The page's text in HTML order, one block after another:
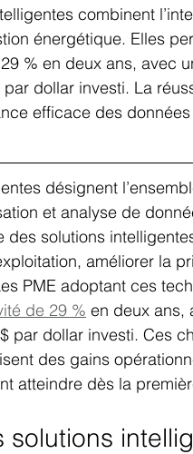
combinent
énergétique. Elles
% en deux ans, avec
par dollar investi. La
efficace des
désignent
et analyse de
des solutions
améliorer la
PME adoptant ces
de 29 % en deux ans,
par dollar investi. Ces
des gains
atteindre dès la
solutions